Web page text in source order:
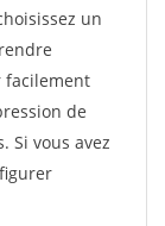
un
facilement
de
Si vous avez